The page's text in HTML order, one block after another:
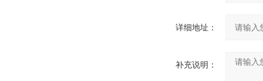
详细地址：
补充说明：